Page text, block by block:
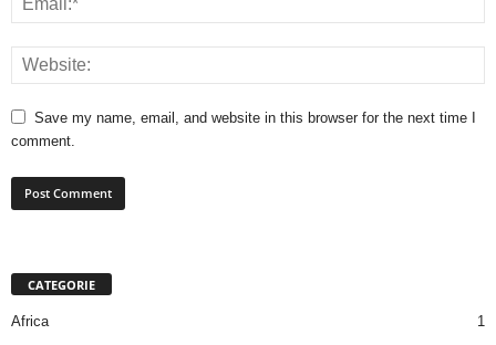
Save my name, email, and website in this browser for the next time I
comment.
CATEGORIE
Africa
1